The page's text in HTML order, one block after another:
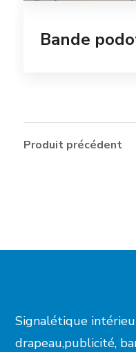
Bande
Produit précédent
Signalétique
drapeau,publicité,